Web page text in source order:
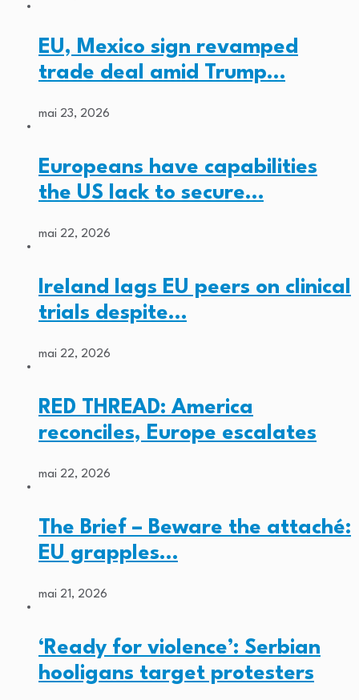
EU, Mexico sign revamped
trade deal amid Trump…
mai 23, 2026
Europeans have capabilities
the US lack to secure…
mai 22, 2026
Ireland lags EU peers on clinical
trials despite…
mai 22, 2026
RED THREAD: America
reconciles, Europe escalates
mai 22, 2026
The Brief – Beware the attaché:
EU grapples…
mai 21, 2026
‘Ready for violence’: Serbian
hooligans target protesters